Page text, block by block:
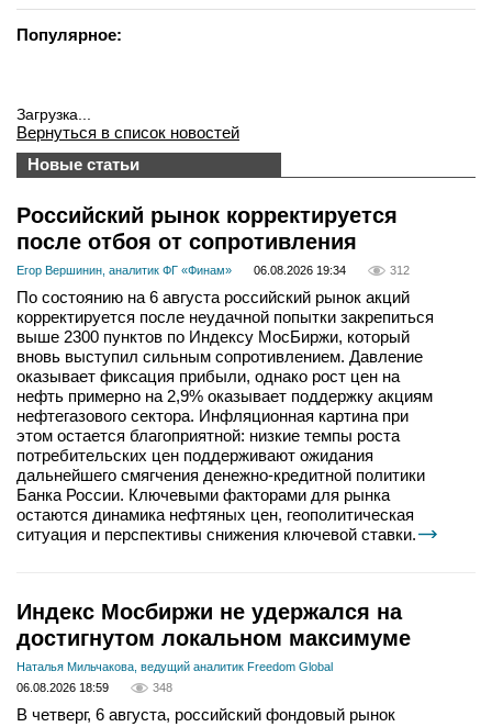
Популярное:
Загрузка...
Вернуться в список новостей
Новые статьи
Российский рынок корректируется
после отбоя от сопротивления
Егор Вершинин, аналитик ФГ «Финам» 06.08.2026 19:34 312
По состоянию на 6 августа российский рынок акций
корректируется после неудачной попытки закрепиться
выше 2300 пунктов по Индексу МосБиржи, который
вновь выступил сильным сопротивлением. Давление
оказывает фиксация прибыли, однако рост цен на
нефть примерно на 2,9% оказывает поддержку акциям
нефтегазового сектора. Инфляционная картина при
этом остается благоприятной: низкие темпы роста
потребительских цен поддерживают ожидания
дальнейшего смягчения денежно-кредитной политики
Банка России. Ключевыми факторами для рынка
остаются динамика нефтяных цен, геополитическая
ситуация и перспективы снижения ключевой ставки.
Индекс Мосбиржи не удержался на
достигнутом локальном максимуме
Наталья Мильчакова, ведущий аналитик Freedom Global
06.08.2026 18:59
348
В четверг, 6 августа, российский фондовый рынок